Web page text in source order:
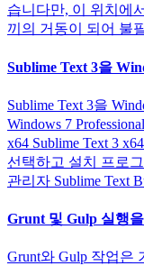
습니다만, 이 위치에
끼의 거동이 되어 불
Sublime Text 3을
Sublime Text 3을
Windows 7
x64 Sublime Text 3
선택하고 설치 프로
관리자 Sublime Text
Grunt 및 Gulp 실행
Grunt와 Gulp 작업은